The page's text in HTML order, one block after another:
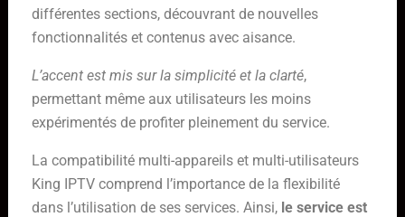
différentes sections, découvrant de nouvelles
fonctionnalités et contenus avec aisance.
L’accent est mis sur la simplicité et la clarté,
permettant même aux utilisateurs les moins
expérimentés de profiter pleinement du service.
La compatibilité multi-appareils et multi-utilisateurs
King IPTV comprend l’importance de la flexibilité
dans l’utilisation de ses services. Ainsi, le service est